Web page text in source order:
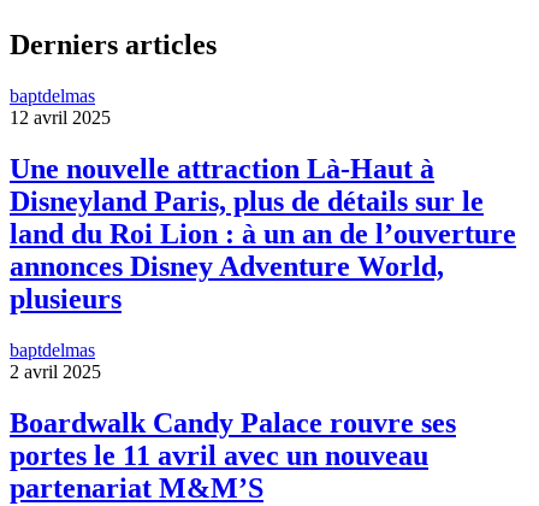
Derniers articles
baptdelmas
12 avril 2025
Une nouvelle attraction Là-Haut à
Disneyland Paris, plus de détails sur le
land du Roi Lion : à un an de l’ouverture
annonces Disney Adventure World,
plusieurs
baptdelmas
2 avril 2025
Boardwalk Candy Palace rouvre ses
portes le 11 avril avec un nouveau
partenariat M&M’S